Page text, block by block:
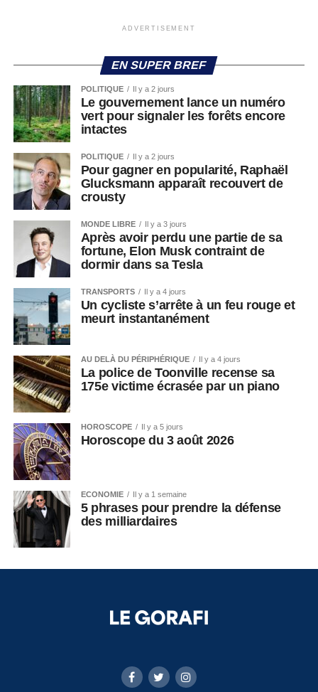
ADVERTISEMENT
EN SUPER BREF
POLITIQUE Il y a 2 jours
Le gouvernement lance un numéro
vert pour signaler les forêts encore
intactes
POLITIQUE Il y a 2 jours
Pour gagner en popularité, Raphaël
Glucksmann apparaît recouvert de
crousty
MONDE LIBRE Il y a 3 jours
Après avoir perdu une partie de sa
fortune, Elon Musk contraint de
dormir dans sa Tesla
TRANSPORTS Il y a 4 jours
Un cycliste s’arrête à un feu rouge et
meurt instantanément
AU DELÀ DU PÉRIPHÉRIQUE Il y a 4 jours
La police de Toonville recense sa
175e victime écrasée par un piano
HOROSCOPE Il y a 5 jours
Horoscope du 3 août 2026
ECONOMIE Il y a 1 semaine
5 phrases pour prendre la défense
des milliardaires